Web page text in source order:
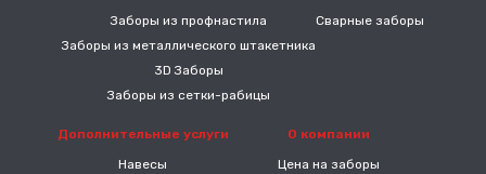
Заборы из профнастила
Заборы из металлического штакетника
3D Заборы
Заборы из сетки-рабицы
Сварные заборы
Дополнительные услуги
Навесы
О компании
Цена на заборы